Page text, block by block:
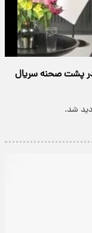
پشت صحنه سریال
شد.